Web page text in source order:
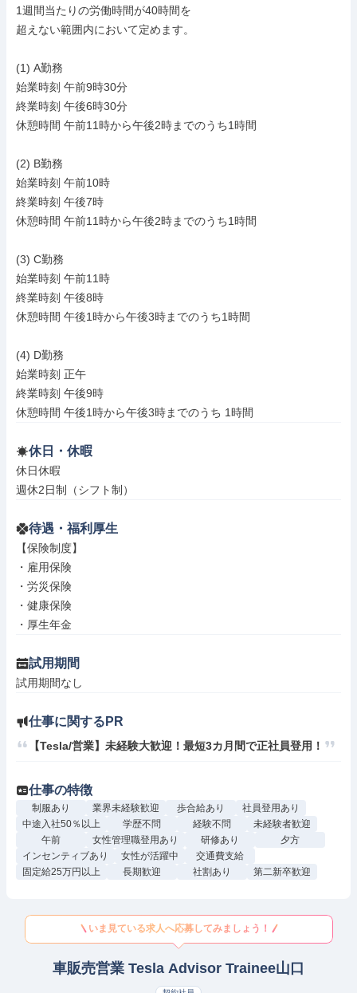
1週間当たりの労働時間が40時間を
超えない範囲内において定めます。
(1) A勤務
始業時刻 午前9時30分
終業時刻 午後6時30分
休憩時間 午前11時から午後2時までのうち1時間
(2) B勤務
始業時刻 午前10時
終業時刻 午後7時
休憩時間 午前11時から午後2時までのうち1時間
(3) C勤務
始業時刻 午前11時
終業時刻 午後8時
休憩時間 午後1時から午後3時までのうち1時間
(4) D勤務
始業時刻 正午
終業時刻 午後9時
休憩時間 午後1時から午後3時までのうち 1時間
休日・休暇
休日休暇
週休2日制（シフト制）
待遇・福利厚生
【保険制度】
・雇用保険
・労災保険
・健康保険
・厚生年金
試用期間
試用期間なし
仕事に関するPR
【Tesla/営業】未経験大歓迎！最短3カ月間で正社員登用！
仕事の特徴
制服あり 業界未経験歓迎 歩合給あり
社員登用あり
中途入社50％以上
学歴不問 経験不問
未経験者歓迎
午前
女性管理職登用あり 研修あり
夕方
インセンティブあり
女性が活躍中
交通費支給
固定給25万円以上
長期歓迎 社割あり 第二新卒歓迎
いま見ている求人へ応募してみましょう！
車販売営業 Tesla Advisor Trainee山口